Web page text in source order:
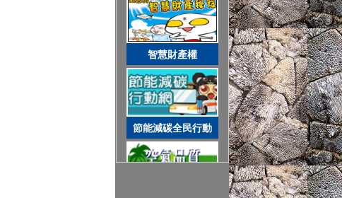
空氣品質監測站
圓夢助學網
遊戲軟體分級制
智慧財產權
節能減碳全民行動